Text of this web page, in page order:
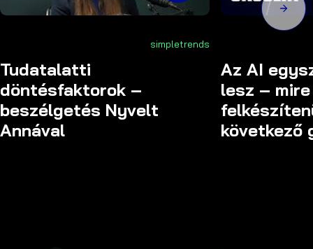
simpletrends
Tudatalatti
döntésfaktorok –
beszélgetés Nyvelt
Annával
Az AI
lesz –
következő